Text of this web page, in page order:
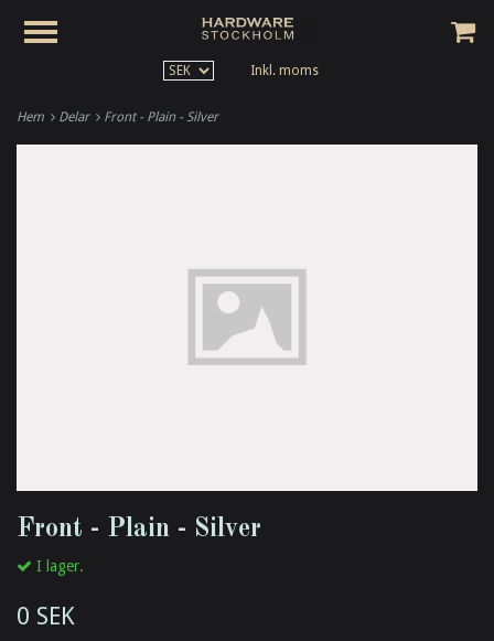
Hem Delar Front - Plain - Silver
Front - Plain - Silver
I lager.
0 SEK
Inkl. moms